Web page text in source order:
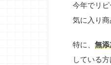
今年でリ
気に入り
特に、 無
している